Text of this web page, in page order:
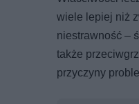
wiele lepiej niż
niestrawność –
także
przyczyny